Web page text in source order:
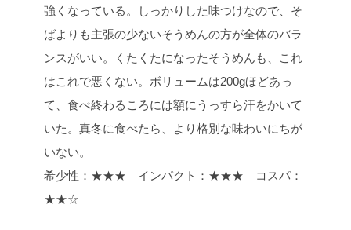
強くなっている。しっかりした味つけなので、そ
ばよりも主張の少ないそうめんの方が全体のバラ
ンスがいい。くたくたになったそうめんも、これ
はこれで悪くない。ボリュームは200gほどあっ
て、食べ終わるころには額にうっすら汗をかいて
いた。真冬に食べたら、より格別な味わいにちが
いない。
希少性：★★★ インパクト：★★★ コスパ：
★★☆